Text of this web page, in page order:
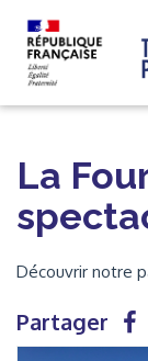
La
Découvrir notre
Partager